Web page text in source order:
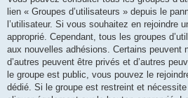
lien « Groupes d’utilisateurs » depuis le
l’utilisateur. Si vous souhaitez en rejoindre
approprié. Cependant, tous les groupes
aux nouvelles adhésions. Certains peuvent
d’autres peuvent être privés et d’autres
le groupe est public, vous pouvez le
dédié. Si le groupe est restreint et